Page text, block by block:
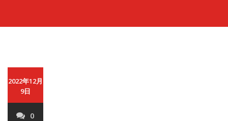
2022年12月
9日
0